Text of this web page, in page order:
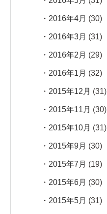
2016年4月 (30)
2016年3月 (31)
2016年2月 (29)
2016年1月 (32)
2015年12月 (31)
2015年11月 (30)
2015年10月 (31)
2015年9月 (30)
2015年7月 (19)
2015年6月 (30)
2015年5月 (31)